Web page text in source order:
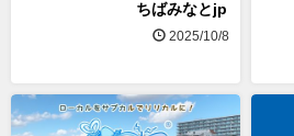
ちばみなとjp
2025/10/8